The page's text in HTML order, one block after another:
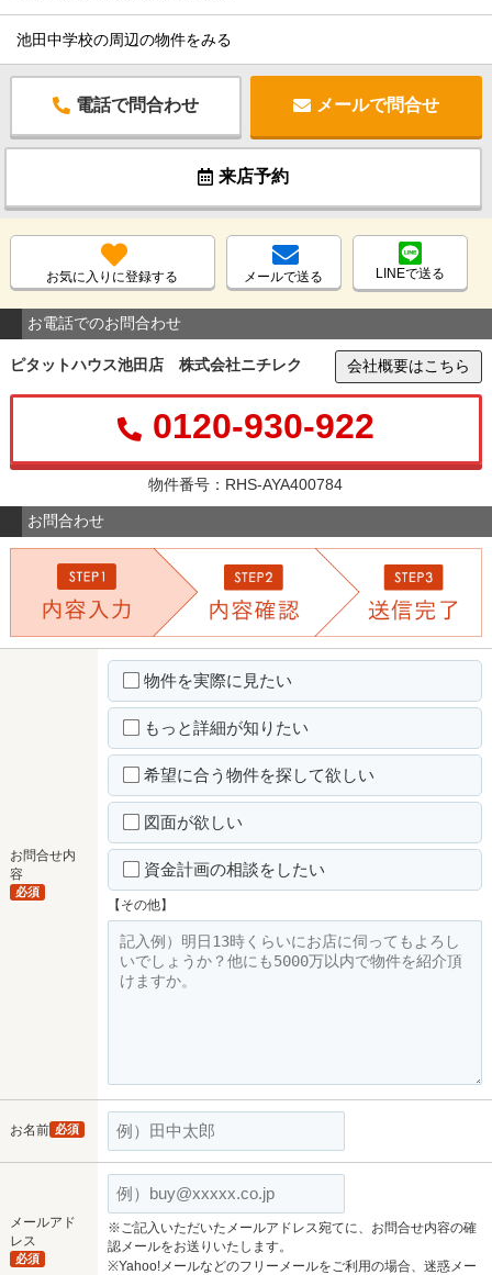
池田中学校の周辺の物件をみる
電話で問合わせ メールで問合せ
来店予約
お気に入りに登録する メールで送る LINEで送る
お電話でのお問合わせ
ピタットハウス池田店 株式会社ニチレク 会社概要はこちら
0120-930-922
物件番号：RHS-AYA400784
お問合わせ
お問合せ内
容
必須
物件を実際に見たい
もっと詳細が知りたい
希望に合う物件を探して欲しい
図面が欲しい
資金計画の相談をしたい
【その他】
お名前 必須
メールアド
レス
必須
※ご記入いただいたメールアドレス宛てに、お問合せ内容の確
認メールをお送りいたします。
※Yahoo!メールなどのフリーメールをご利用の場合、迷惑メー